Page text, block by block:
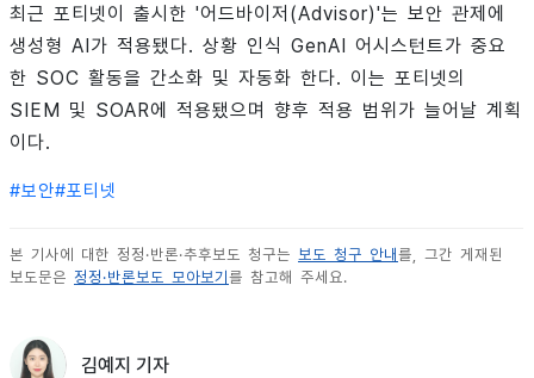
최근 포티넷이 출시한 '어드바이저(Advisor)'는 보안 관제에
생성형 AI가 적용됐다. 상황 인식 GenAI 어시스턴트가 중요
한 SOC 활동을 간소화 및 자동화 한다. 이는 포티넷의
SIEM 및 SOAR에 적용됐으며 향후 적용 범위가 늘어날 계획
이다.
#보안#포티넷
본 기사에 대한 정정·반론·추후보도 청구는 보도 청구 안내 를, 그간 게재된
보도문은 정정·반론보도 모아보기 를 참고해 주세요.
김예지 기자